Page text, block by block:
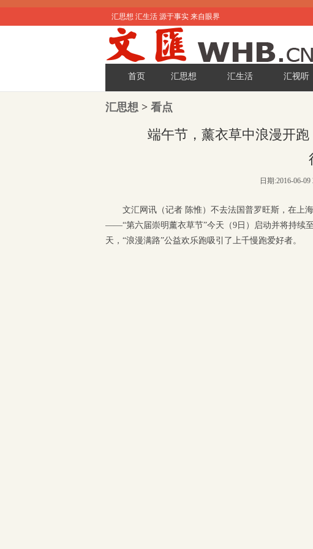
汇思想 汇生活 源于事实 来自眼界
首页 汇思想 汇生活 汇视听
汇思想 > 看点
端午节，薰衣草中浪漫开
日期:2016-06-
文汇网讯（记者 陈惟）不去法国普罗旺斯，在上
——“第六届崇明薰衣草节”今天（9日）启动并将持续
天，“浪漫满路”公益欢乐跑吸引了上千慢跑爱好者。